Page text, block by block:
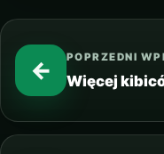
← POPRZEDNI
Więcej